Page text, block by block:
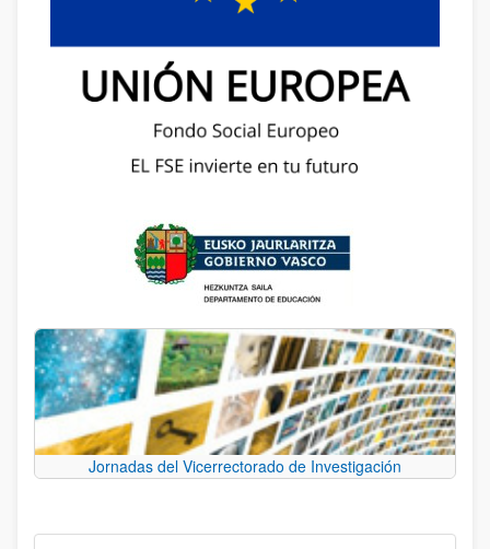
Jornadas del Vicerrectorado de Investigación